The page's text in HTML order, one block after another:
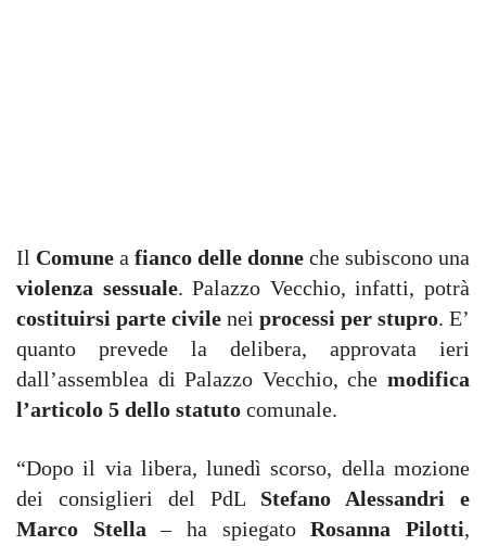
Il Comune a fianco delle donne che subiscono una
violenza sessuale. Palazzo Vecchio, infatti, potrà
costituirsi parte civile nei processi per stupro. E’
quanto prevede la delibera, approvata ieri
dall’assemblea di Palazzo Vecchio, che modifica
l’articolo 5 dello statuto comunale.
“Dopo il via libera, lunedì scorso, della mozione
dei consiglieri del PdL Stefano Alessandri e
Marco Stella – ha spiegatoRosanna Pilotti,